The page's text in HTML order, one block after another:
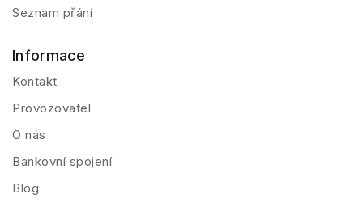
Seznam přání
Informace
Kontakt
Provozovatel
O nás
Bankovní spojení
Blog